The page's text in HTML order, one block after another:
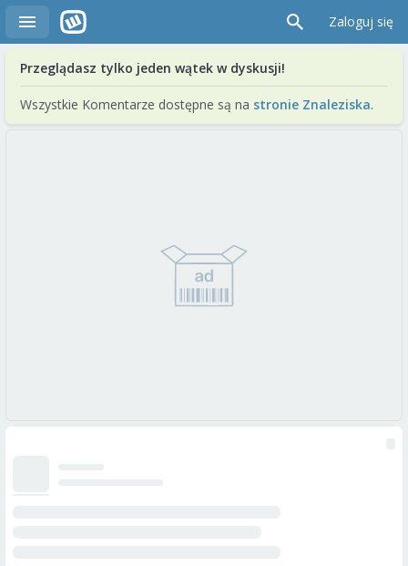
Zaloguj się
Przeglądasz tylko jeden wątek w dyskusji!
Wszystkie Komentarze dostępne są na stronie Znaleziska.